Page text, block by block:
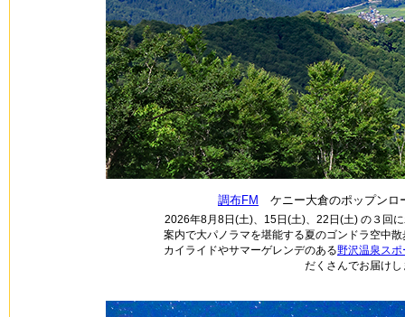
調布FM ケニー大倉のポップンロ
2026年8月8日(土)、15日(土)、22日(土) の３回
案内で大パノラマを堪能する夏のゴンドラ空中
カイライドやサマーゲレンデのある野沢温泉スポ
だくさんでお届け